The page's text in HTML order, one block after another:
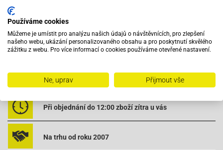
Peugeot-SPEEDFIGHT 50 LC Peugeot-SPEEDFIGHT2 50 AC
Peugeot-SPEEDFIGHT2 50 LC Peugeot-SPEEDFIGHT3 50 AC
50
Vybavený servis s odborným vyškoleným personálem
Při objednání do 12:00 zboží zítra u vás
Na trhu od roku 2007
Používáme cookies
Můžeme je umístit pro analýzu našich údajů o návštěvnících, pro zlepšení
našeho webu, ukázání personalizovaného obsahu a pro poskytnutí skvělého
zážitku z webu. Pro více informací o cookies používáme otevřené nastavení.
Ne, uprav Přijmout vše